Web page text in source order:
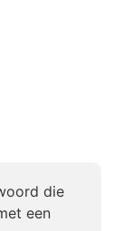
die
een